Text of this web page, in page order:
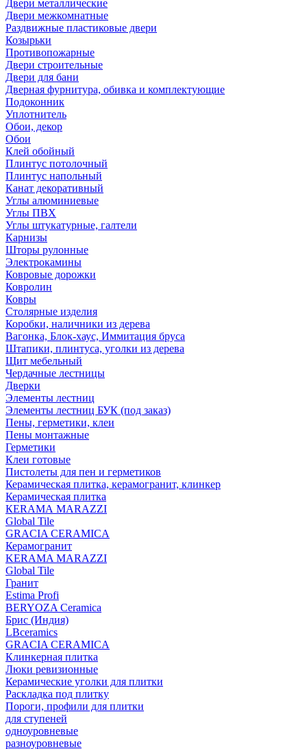
Двери металлические
Двери межкомнатные
Раздвижные пластиковые двери
Козырьки
Противопожарные
Двери строительные
Двери для бани
Дверная фурнитура, обивка и комплектующие
Подоконник
Уплотнитель
Обои, декор
Обои
Клей обойный
Плинтус потолочный
Плинтус напольный
Канат декоративный
Углы алюминиевые
Углы ПВХ
Углы штукатурные, галтели
Карнизы
Шторы рулонные
Электрокамины
Ковровые дорожки
Ковролин
Ковры
Столярные изделия
Коробки, наличники из дерева
Вагонка, Блок-хаус, Иммитация бруса
Штапики, плинтуса, уголки из дерева
Щит мебельный
Чердачные лестницы
Дверки
Элементы лестниц
Элементы лестниц БУК (под заказ)
Пены, герметики, клеи
Пены монтажные
Герметики
Клеи готовые
Пистолеты для пен и герметиков
Керамическая плитка, керамогранит, клинкер
Керамическая плитка
КЕRАМА MARAZZI
Global Tile
GRACIA CERAMICA
Керамогранит
KERAMA MARAZZI
Global Tile
Гранит
Estima Profi
BERYOZA Ceramica
Брис (Индия)
LBceramics
GRACIA CERAMICA
Клинкерная плитка
Люки ревизионные
Керамические уголки для плитки
Раскладка под плитку
Пороги, профили для плитки
для ступеней
одноуровневые
разноуровневые